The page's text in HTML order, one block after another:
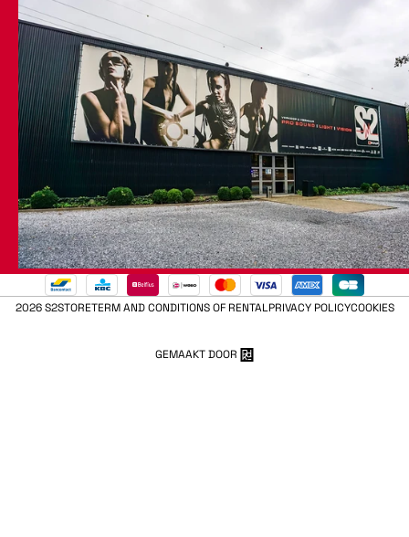
2026 S2STORETERM AND CONDITIONS OF RENTALPRIVACY POLICYCOOKIES
GEMAAKT DOOR